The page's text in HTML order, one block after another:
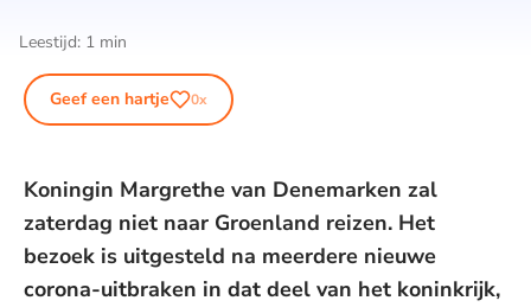
Leestijd: 1 min
Geef een hartje 0x
Koningin Margrethe van Denemarken zal
zaterdag niet naar Groenland reizen. Het
bezoek is uitgesteld na meerdere nieuwe
corona-uitbraken in dat deel van het koninkrijk,